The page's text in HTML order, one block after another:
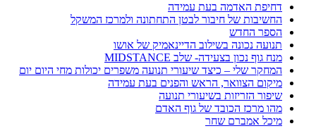
דחיפת האדמה בעת עמידה
החשיבות של חיבור לבטן התחתונה ולמרכז המשקל
הספר החדש
תנועה נכונה בשילוב הדיינאמיק של אושו
מנח גוף נכון בצעידה- שלב MIDSTANCE
המחקר שלי – כיצד שיעורי תנועה משפרים יכולות מחי היום יום
מיקום הצוואר, הראש והפנים בעת עמידה
שיפור הזריזות בשיעורי תנועה
מהו מרכז הכובד של גוף האדם
מיכל אמברם שחר